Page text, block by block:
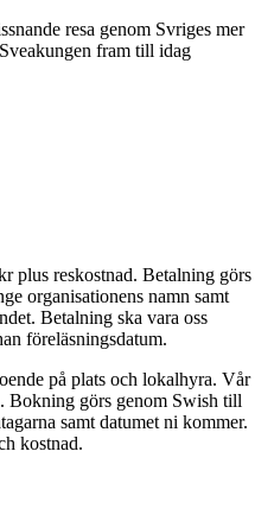
resa genom Svriges mer
fram till idag
plus reskostnad. Betalning görs
organisationens namn samt
Betalning ska vara oss
föreläsningsdatum.
på plats och lokalhyra. Vår
Bokning görs genom Swish till
samt datumet ni kommer.
kostnad.